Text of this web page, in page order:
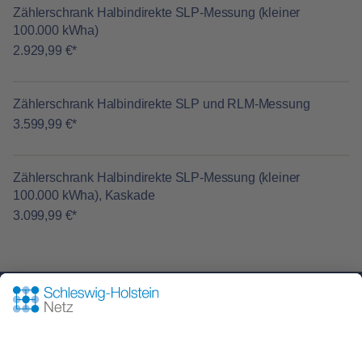
Zählerschrank Halbindirekte SLP-Messung (kleiner
100.000 kWha)
2.929,99 €*
Zählerschrank Halbindirekte SLP und RLM-Messung
3.599,99 €*
Zählerschrank Halbindirekte SLP-Messung (kleiner
100.000 kWha), Kaskade
3.099,99 €*
Nehmen Sie mit uns Kontakt auf